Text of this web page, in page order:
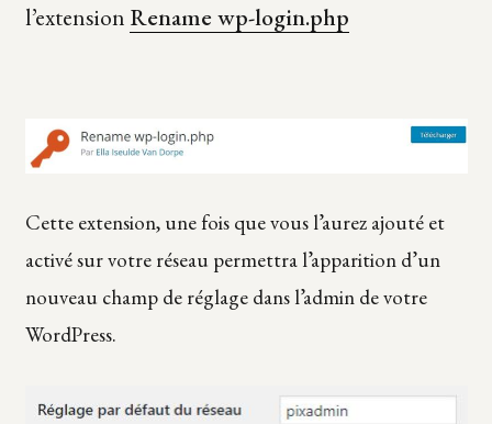
l’extension Rename wp-login.php
Cette extension, une fois que vous l’aurez ajouté et
activé sur votre réseau permettra l’apparition d’un
nouveau champ de réglage dans l’admin de votre
WordPress.